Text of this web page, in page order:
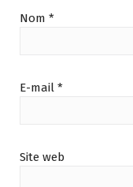
Nom *
E-mail *
Site web